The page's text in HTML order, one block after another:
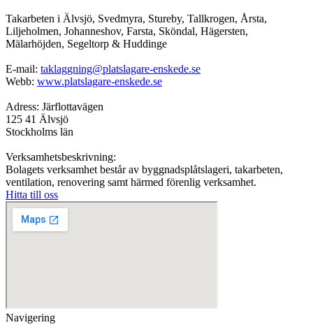
Takarbeten i Älvsjö, Svedmyra, Stureby, Tallkrogen, Årsta,
Liljeholmen, Johanneshov, Farsta, Sköndal, Hägersten,
Mälarhöjden, Segeltorp & Huddinge
E-mail: taklaggning@platslagare-enskede.se
Webb: www.platslagare-enskede.se
Adress: Järflottavägen
125 41 Älvsjö
Stockholms län
Verksamhetsbeskrivning:
Bolagets verksamhet består av byggnadsplåtslageri, takarbeten,
ventilation, renovering samt härmed förenlig verksamhet.
Hitta till oss
Navigering